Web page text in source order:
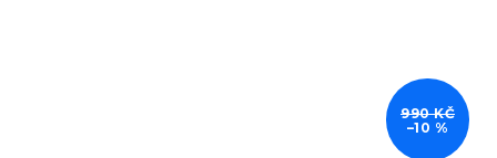
990 KČ
–10 %